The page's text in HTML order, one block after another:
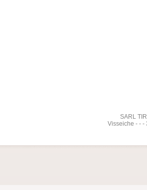
SARL
Visseiche - - -